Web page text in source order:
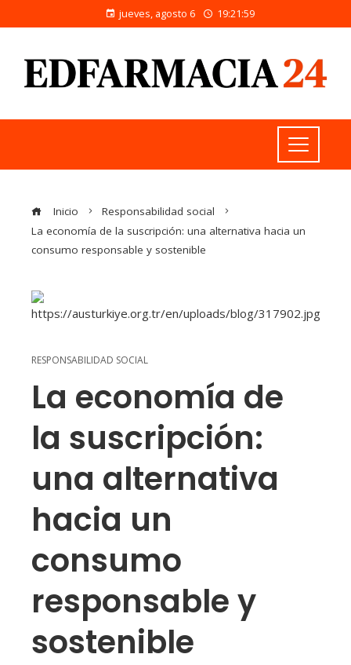
jueves, agosto 6 19:22:00
Inicio
Responsabilidad social
La economía de la suscripción: una alternativa hacia un
consumo responsable y sostenible
RESPONSABILIDAD SOCIAL
La economía de
la suscripción:
una alternativa
hacia un
consumo
responsable y
sostenible